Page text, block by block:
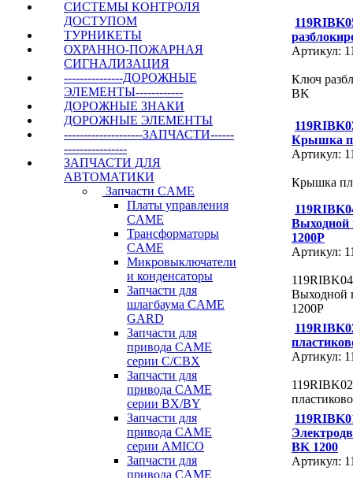
СИСТЕМЫ КОНТРОЛЯ
ДОСТУПОМ
ТУРНИКЕТЫ
ОХРАННО-ПОЖАРНАЯ
СИГНАЛИЗАЦИЯ
---------------ДОРОЖНЫЕ
ЭЛЕМЕНТЫ------------
ДОРОЖНЫЕ ЗНАКИ
ДОРОЖНЫЕ ЭЛЕМЕНТЫ
--------------------ЗАПЧАСТИ------
----------------
ЗАПЧАСТИ ДЛЯ
АВТОМАТИКИ
Запчасти CAME
Платы управления
CAME
Трансформаторы
CAME
Микровыключатели
и конденсаторы
Запчасти для
шлагбаума CAME
GARD
Запчасти для
привода CAME
серии C/СВХ
Запчасти для
привода CAME
серии ВХ/ВY
Запчасти для
привода CAME
серии AMICO
Запчасти для
привода CAME
Артикул:
Ключ
BK
Крышка
Артикул:
Крышка
Выходной
1200P
Артикул:
Выходной
1200P
Артикул:
BK 1200
Артикул: